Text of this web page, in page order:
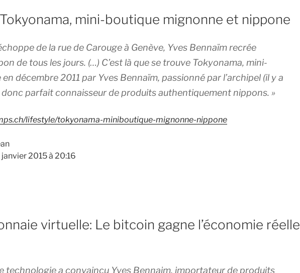
mini-boutique mignonne et nippone
de la rue de Carouge à Genève, Yves Bennaïm recrée
de tous les jours. (…) C’est là que se trouve Tokyonama, mini-
décembre 2011 par Yves Bennaïm, passionné par l’archipel (il y a
donc parfait connaisseur de produits authentiquement nippons. »
lifestyle/tokyonama-miniboutique-mignonne-nippone
2015 à 20:16
virtuelle: Le bitcoin gagne l’économie réelle
technologie a convaincu Yves Bennaim, importateur de produits